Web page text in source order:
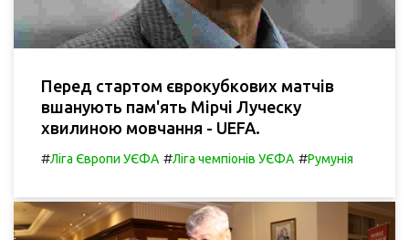
Перед стартом єврокубкових матчів
вшанують пам'ять Мірчі Луческу
хвилиною мовчання - UEFA.
#Ліга Європи УЄФА #Ліга чемпіонів УЄФА #Румунія